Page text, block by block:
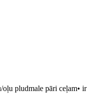
pludmale pāri ceļam• ir